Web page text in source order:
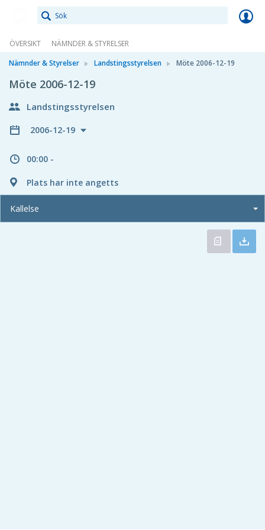
ÖVERSIKT
NÄMNDER & STYRELSER
Nämnder & Styrelser
Landstingsstyrelsen Möte 2006-12-19
Möte 2006-12-19
Landstingsstyrelsen
2006-12-19
00:00 -
Plats har inte angetts
Kallelse